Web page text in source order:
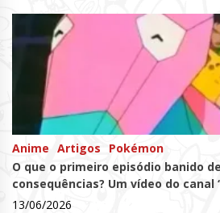
Anime Artigos
Pokémon
O que o primeiro episódio banido
consequências? Um vídeo do canal
13/06/2026